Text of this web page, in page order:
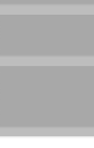
Sie
Produkten
aus,
Dateien